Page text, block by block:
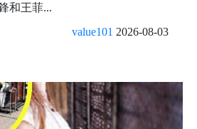
和王菲...
value101 2026-08-03